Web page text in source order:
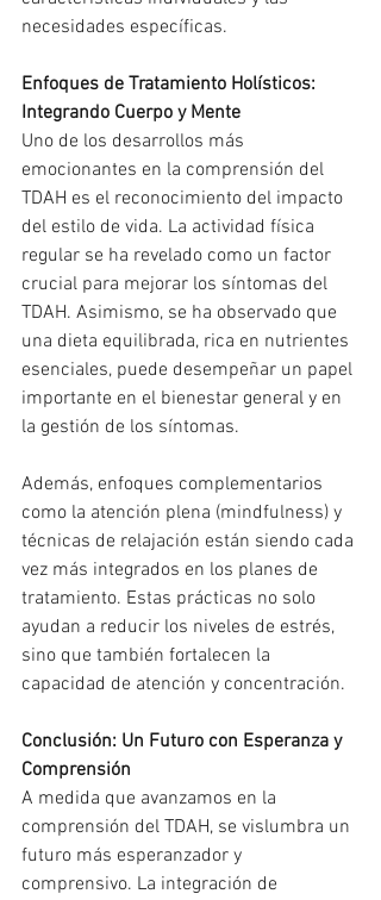
necesidades específicas.
Enfoques de Tratamiento Holísticos:
Integrando Cuerpo y Mente
Uno de los desarrollos más
emocionantes en la comprensión del
TDAH es el reconocimiento del impacto
del estilo de vida. La actividad física
regular se ha revelado como un factor
crucial para mejorar los síntomas del
TDAH. Asimismo, se ha observado que
una dieta equilibrada, rica en nutrientes
esenciales, puede desempeñar un papel
importante en el bienestar general y en
la gestión de los síntomas.
Además, enfoques complementarios
como la atención plena (mindfulness) y
técnicas de relajación están siendo cada
vez más integrados en los planes de
tratamiento. Estas prácticas no solo
ayudan a reducir los niveles de estrés,
sino que también fortalecen la
capacidad de atención y concentración.
Conclusión: Un Futuro con Esperanza y
Comprensión
A medida que avanzamos en la
comprensión del TDAH, se vislumbra un
futuro más esperanzador y
comprensivo. La integración de